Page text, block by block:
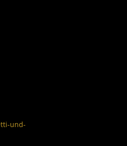
und-